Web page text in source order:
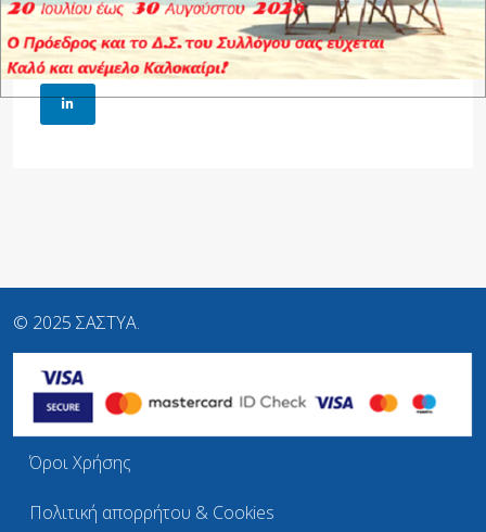
Tags:Εκλογές ΣΑΣ
FACEBOOK TWITTER
© 2025 ΣΑΣΤΥΑ.
Όροι Χρήσης
Πολιτική απορρήτου & Cookies